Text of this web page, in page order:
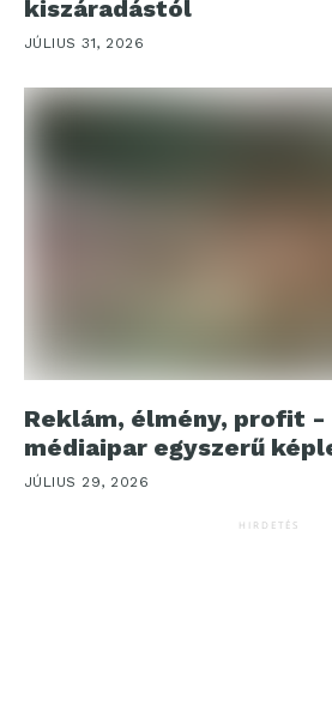
kiszáradástól
JÚLIUS 31, 2026
Reklám, élmény, profit
médiaipar egyszerű
JÚLIUS 29, 2026
HIRDETÉS